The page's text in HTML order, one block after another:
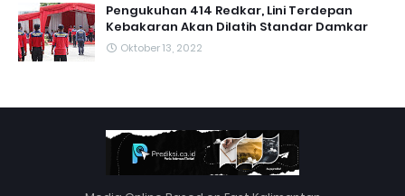
Pengukuhan 414 Redkar, Lini Terdepan
Kebakaran Akan Dilatih Standar Damkar
Oktober 13, 2022